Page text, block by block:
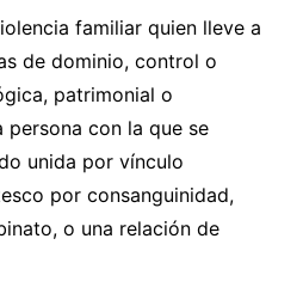
familiar quien lleve a
de dominio, control o
patrimonial o
persona con la que se
unida por vínculo
por consanguinidad,
o una relación de